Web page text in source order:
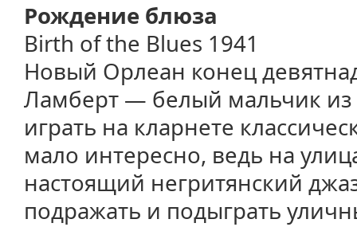
Рождение блюза
Birth of the Blues 1941
Новый Орлеан конец
Ламберт — белый мальчик из
играть на кларнете
мало интересно, ведь на
настоящий негритянский
подражать и подыграть